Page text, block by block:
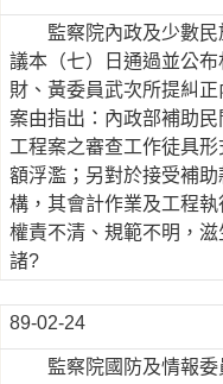
監察院內政及少數民
議本（七）日通過並公布
財、黃委員武次所提糾正
案由指出：內政部補助
工程案之審查工作徒具
額浮濫；另對於接受補助
構，其會計作業及工程執
權責不清、規範不明，滋
諸?
89-02-24
監察院國防及情報委